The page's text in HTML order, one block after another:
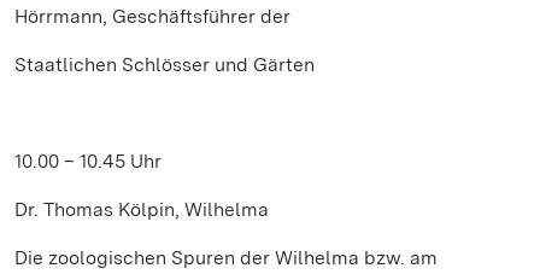
Hörrmann, Geschäftsführer der
Staatlichen Schlösser und Gärten
10.00 – 10.45 Uhr
Dr. Thomas Kölpin, Wilhelma
Die zoologischen Spuren der Wilhelma bzw. am